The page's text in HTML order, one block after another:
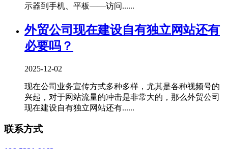
示器到手机、平板——访问......
外贸公司现在建设自有独立网站还有
必要吗？
2025-12-02
现在公司业务宣传方式多种多样，尤其是各种视频号的
兴起，对于网站流量的冲击是非常大的，那么外贸公司
现在建设自有独立网站还有......
联系方式